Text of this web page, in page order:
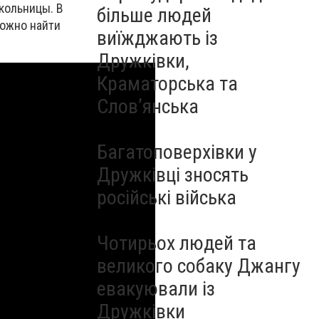
В
найти
більше людей
виїжджають із
Дружківки,
Краматорська та
Слов’янська
Багатоповерхівки у
Дружківці зносять
російські війська
Чотирьох людей та
великого собаку Джангу
евакуювали із
Дружківки